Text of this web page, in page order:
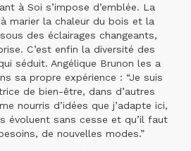
à Soi s’impose d’emblée. La
marier la chaleur du bois et la
des éclairages changeants,
C’est enfin la diversité des
séduit. Angélique Brunon les a
sa propre expérience : “Je suis
de bien-être, dans d’autres
nourris d’idées que j’adapte ici,
évoluent sans cesse et qu’il faut
de nouvelles modes.”